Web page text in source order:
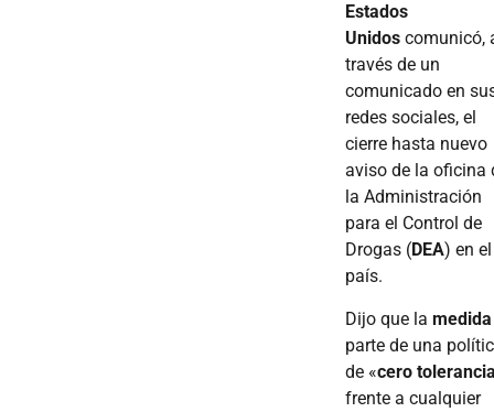
Estados
Unidos comunicó,
través de un
comunicado en
redes sociales, el
cierre hasta nuevo
aviso de la oficina
la Administración
para el Control de
Drogas (DEA) en el
país.
Dijo que lamedida
parte de una
de «cero tolerancia
frente a cualquier